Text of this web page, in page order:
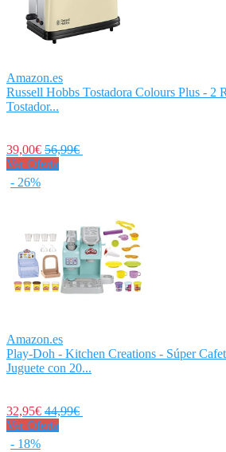
Amazon.es
Russell Hobbs Tostadora Colours Plus - 2
Tostador...
39,00€ 56,99€
Ver Oferta
- 26%
Amazon.es
Play-Doh - Kitchen Creations - Súper
Juguete con 20...
32,95€ 44,99€
Ver Oferta
- 18%